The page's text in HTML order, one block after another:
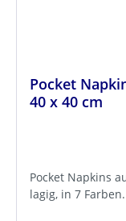
Pocket
40 x 40 cm
Pocket Napkins
lagig, in 7